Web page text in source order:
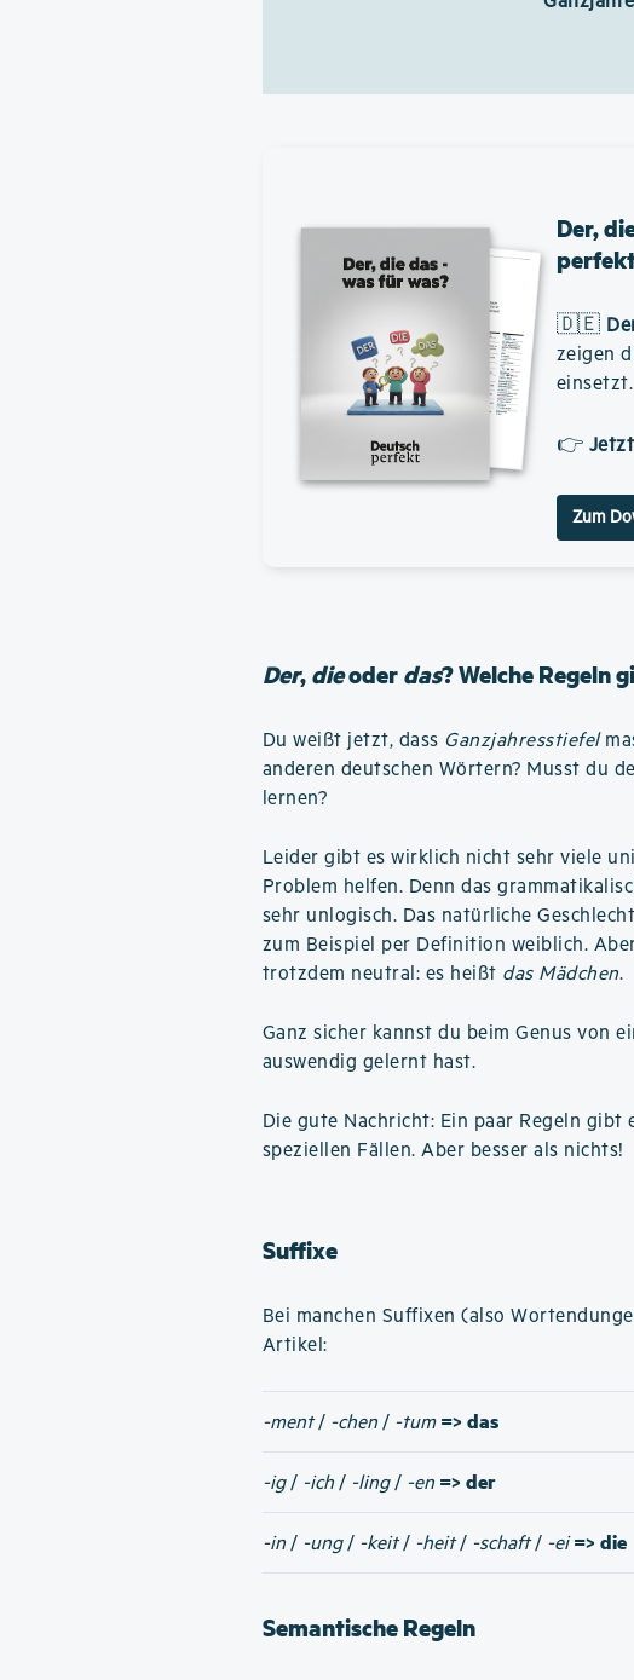
Der,
🇩🇪
zeigen
einsetzt.
👉
Zum
Der,dieoderdas? Welche Regeln
Du weißt jetzt, dass Ganzjahresstiefel
anderen deutschen Wörtern? Musst du
lernen?
Leider gibt es wirklich nicht sehr viele
Problem helfen. Denn das
sehr unlogisch. Das natürliche
zum Beispiel per Definition weiblich.
trotzdem neutral: es heißt das Mädchen.
Ganz sicher kannst du beim Genus von
auswendig gelernt hast.
Die gute Nachricht: Ein paar Regeln gibt
speziellen Fällen. Aber besser als nichts!
Suffixe
Bei manchen Suffixen (also
Artikel:
-ment/ -chen/ -tum => das
-ig/ -ich/ -ling/ -en => der
-in/ -ung/ -keit/ -heit/ -schaft/ -ei => die
Semantische Regeln